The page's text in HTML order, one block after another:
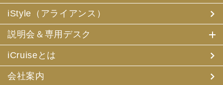
3. お客様個人情報の第三者への提供
(1) 当社は、お申込みいただいた旅行サービスの手配及び
それらのサービスの受領のための手続に必要な範囲内、ま
保険の手続き上必要な範囲内で、それら運送・宿泊機関、
保険会社等に対し、お客様の氏名、性別、年齢、住所、電
話番号またはメールアドレス、パスポート番号、クレジッ
トカード番号を電磁的方法等で送付することにより提供い
iStyle（アライアンス）
説明会＆専用デスク
iCruiseとは
会社案内